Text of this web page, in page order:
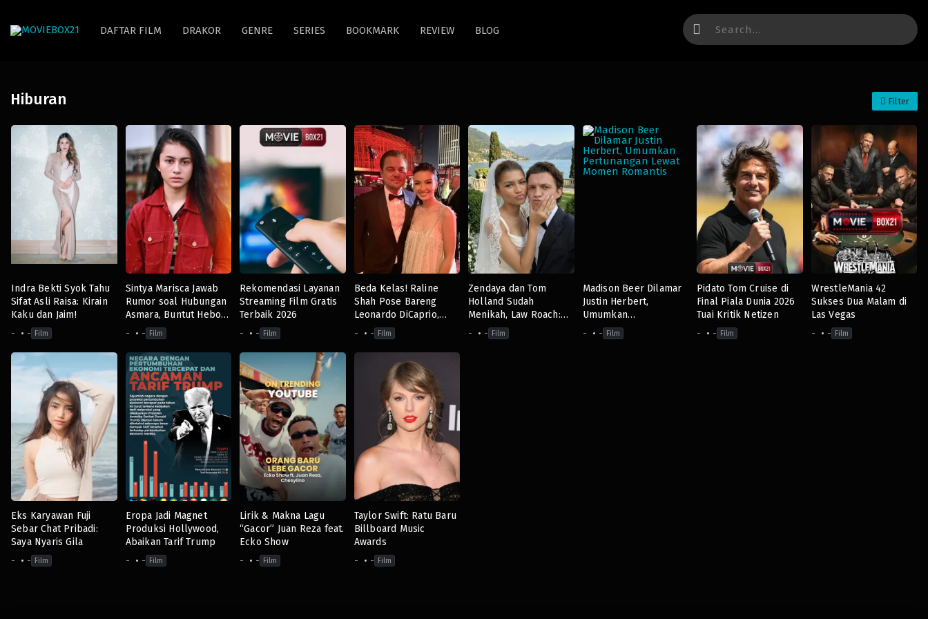
DAFTAR FILM DRAKOR GENRE SERIES BOOKMARK REVIEW BLOG
Hiburan Filter
Indra Bekti Syok Tahu
Sifat Asli Raisa: Kirain
Kaku dan Jaim!
- - Film
Sintya Marisca Jawab
Rumor soal Hubungan
Asmara, Buntut Heboh
Foto Tunangan
- - Film
Rekomendasi Layanan
Streaming Film Gratis
Terbaik 2026
- - Film
Beda Kelas! Raline
Shah Pose Bareng
Leonardo DiCaprio,
Andrew Garfield,
hingga Brad Pitt
- - Film
Zendaya dan Tom
Holland Sudah
Menikah, Law Roach:
Kamu Ketinggalan!
- - Film
Madison Beer Dilamar
Justin Herbert,
Umumkan
Pertunangan Lewat
Momen Romantis
- - Film
Pidato Tom Cruise di
Final Piala Dunia 2026
Tuai Kritik Netizen
- - Film
WrestleMania 42
Sukses Dua Malam di
Las Vegas
- - Film
Eks Karyawan Fuji
Sebar Chat Pribadi:
Saya Nyaris Gila
- - Film
Eropa Jadi Magnet
Produksi Hollywood,
Abaikan Tarif Trump
- - Film
Lirik & Makna Lagu
“Gacor” Juan Reza feat.
Ecko Show
- - Film
Taylor Swift: Ratu Baru
Billboard Music
Awards
- - Film